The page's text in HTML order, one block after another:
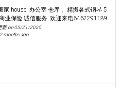
家 house 办公室 仓库 。精搬各式钢琴 5
业保险 诚信服务 欢迎来电6462291189
新 on05/21/2025
months ago